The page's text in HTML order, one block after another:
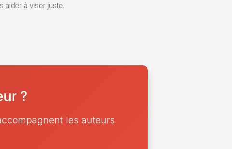
aider à viser juste.
?
les auteurs